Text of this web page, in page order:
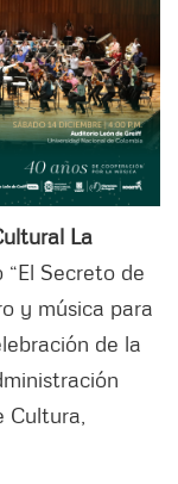
La
Secreto de
y música para
de la
Cultura,